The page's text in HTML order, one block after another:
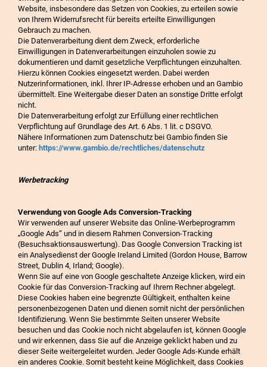
Website, insbesondere das Setzen von Cookies, zu erteilen sowie
von Ihrem Widerrufsrecht für bereits erteilte Einwilligungen
Gebrauch zu machen.
Die Datenverarbeitung dient dem Zweck, erforderliche
Einwilligungen in Datenverarbeitungen einzuholen sowie zu
dokumentieren und damit gesetzliche Verpflichtungen einzuhalten.
Hierzu können Cookies eingesetzt werden. Dabei werden
Nutzerinformationen, inkl. Ihrer IP-Adresse erhoben und an Gambio
übermittelt. Eine Weitergabe dieser Daten an sonstige Dritte erfolgt
nicht.
Die Datenverarbeitung erfolgt zur Erfüllung einer rechtlichen
Verpflichtung auf Grundlage des Art. 6 Abs. 1 lit. c DSGVO.
Nähere Informationen zum Datenschutz bei Gambio finden Sie
unter: https://www.gambio.de/rechtliches/datenschutz
Werbetracking
Verwendung von Google Ads Conversion-Tracking
Wir verwenden auf unserer Website das Online-Werbeprogramm
„Google Ads“ und in diesem Rahmen Conversion-Tracking
(Besuchsaktionsauswertung). Das Google Conversion Tracking ist
ein Analysedienst der Google Ireland Limited (Gordon House, Barrow
Street, Dublin 4, Irland; Google).
Wenn Sie auf eine von Google geschaltete Anzeige klicken, wird ein
Cookie für das Conversion-Tracking auf Ihrem Rechner abgelegt.
Diese Cookies haben eine begrenzte Gültigkeit, enthalten keine
personenbezogenen Daten und dienen somit nicht der persönlichen
Identifizierung. Wenn Sie bestimmte Seiten unserer Website
besuchen und das Cookie noch nicht abgelaufen ist, können Google
und wir erkennen, dass Sie auf die Anzeige geklickt haben und zu
dieser Seite weitergeleitet wurden. Jeder Google Ads-Kunde erhält
ein anderes Cookie. Somit besteht keine Möglichkeit, dass Cookies